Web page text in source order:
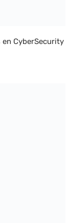
CyberSecurity